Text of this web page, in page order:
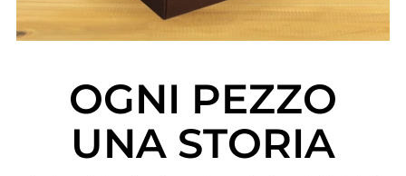
OGNI PEZZO
UNA STORIA